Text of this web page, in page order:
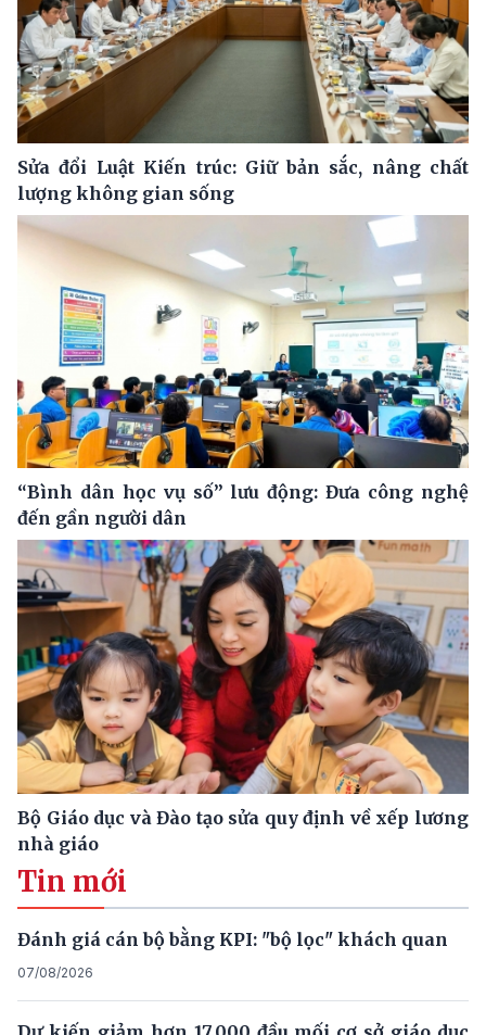
Sửa đổi Luật Kiến trúc: Giữ bản sắc, nâng chất
lượng không gian sống
“Bình dân học vụ số” lưu động: Đưa công nghệ
đến gần người dân
Bộ Giáo dục và Đào tạo sửa quy định về xếp lương
nhà giáo
Tin mới
Đánh giá cán bộ bằng KPI: "bộ lọc" khách quan
07/08/2026